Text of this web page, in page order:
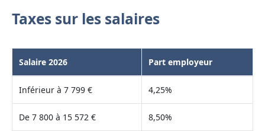
Taxes sur les salaires
Salaire 2026 Part employeur
Inférieur à 7 799 € 4,25%
De 7 800 à 15 572 € 8,50%